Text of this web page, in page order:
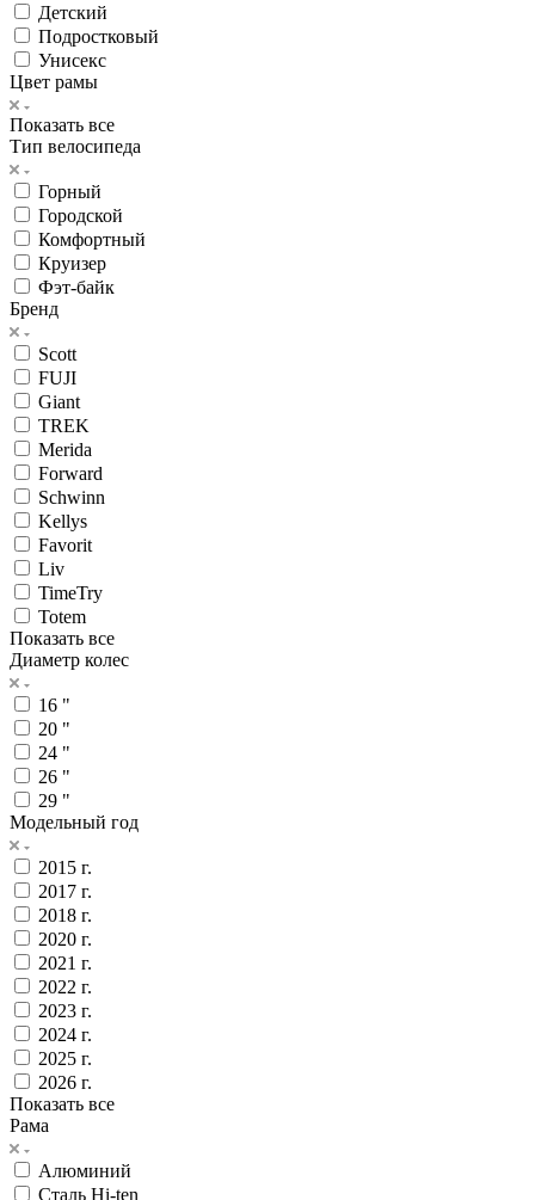
Детский
Подростковый
Унисекс
Цвет рамы
Показать все
Тип велосипеда
Горный
Городской
Комфортный
Круизер
Фэт-байк
Бренд
Scott
FUJI
Giant
TREK
Merida
Forward
Schwinn
Kellys
Favorit
Liv
TimeTry
Totem
Показать все
Диаметр колес
16 "
20 "
24 "
26 "
29 "
Модельный год
2015 г.
2017 г.
2018 г.
2020 г.
2021 г.
2022 г.
2023 г.
2024 г.
2025 г.
2026 г.
Показать все
Рама
Алюминий
Сталь Hi-ten